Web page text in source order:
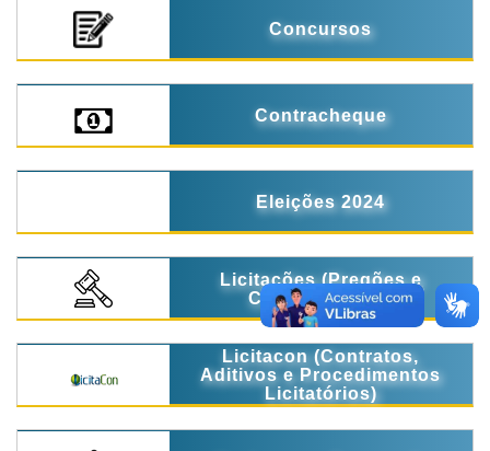
Concursos
Contracheque
Eleições 2024
Licitações (Pregões e
Concorrências)
Licitacon (Contratos,
Aditivos e Procedimentos
Licitatórios)